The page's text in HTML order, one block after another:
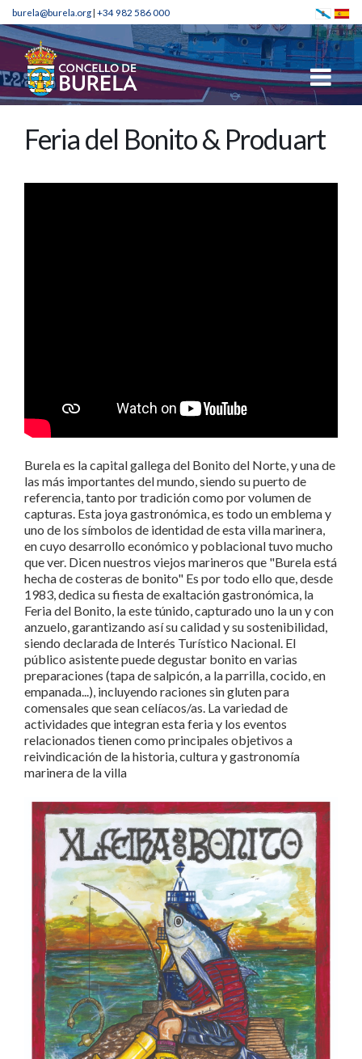
burela@burela.org| +34 982 586 000
Feria del Bonito & Produart
Burela es la capital gallega del Bonito del Norte, y una de
las más importantes del mundo, siendo su puerto de
referencia, tanto por tradición como por volumen de
capturas. Esta joya gastronómica, es todo un emblema y
uno de los símbolos de identidad de esta villa marinera,
en cuyo desarrollo económico y poblacional tuvo mucho
que ver. Dicen nuestros viejos marineros que "Burela está
hecha de costeras de bonito" Es por todo ello que, desde
1983, dedica su fiesta de exaltación gastronómica, la
Feria del Bonito, la este túnido, capturado uno la un y con
anzuelo, garantizando así su calidad y su sostenibilidad,
siendo declarada de Interés Turístico Nacional. El
público asistente puede degustar bonito en varias
preparaciones (tapa de salpicón, a la parrilla, cocido, en
empanada...), incluyendo raciones sin gluten para
comensales que sean celíacos/as. La variedad de
actividades que integran esta feria y los eventos
relacionados tienen como principales objetivos a
reivindicación de la historia, cultura y gastronomía
marinera de la villa